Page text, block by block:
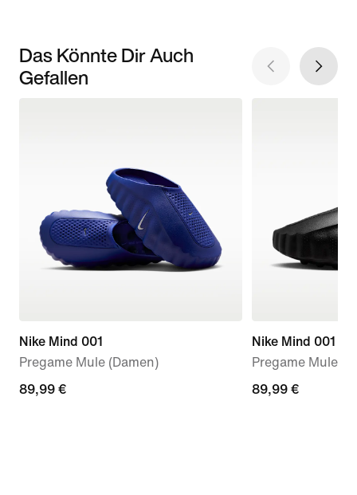
Das Könnte Dir Auch
Gefallen
Nike Mind 001
Pregame Mule (Damen)
89,99 €
89,99 €
Nike Mind 001
Pregame Mules
89,99 €
89,99 €